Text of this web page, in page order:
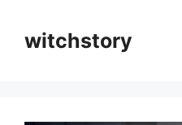
witchstory